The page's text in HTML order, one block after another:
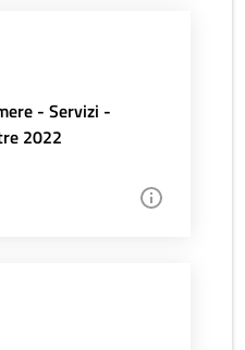
- Servizi -
2022